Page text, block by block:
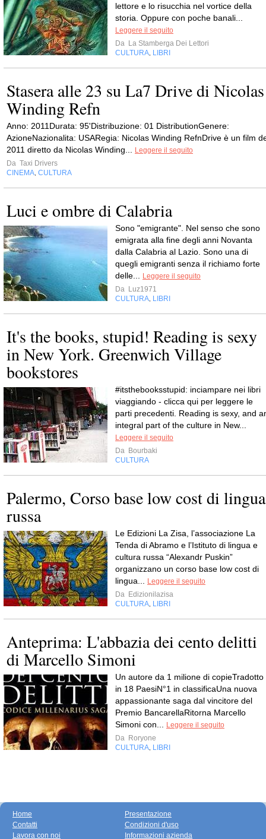
lettore e lo risucchia nel vortice della
storia. Oppure con poche banali...
Leggere il seguito
Da La Stamberga Dei Lettori
CULTURA, LIBRI
Stasera alle 23 su La7 Drive di Nicolas
Winding Refn
Anno: 2011Durata: 95'Distribuzione: 01 DistributionGenere:
AzioneNazionalita: USARegia: Nicolas Winding RefnDrive è un film
2011 diretto da Nicolas Winding... Leggere il seguito
Da Taxi Drivers
CINEMA, CULTURA
Luci e ombre di Calabria
Sono "emigrante". Nel senso che sono
emigrata alla fine degli anni Novanta
dalla Calabria al Lazio. Sono una di
quegli emigranti senza il richiamo forte
delle... Leggere il seguito
Da Luz1971
CULTURA, LIBRI
It's the books, stupid! Reading is sexy
in New York. Greenwich Village
bookstores
#itsthebooksstupid: inciampare nei libri
viaggiando - clicca qui per leggere le
parti precedenti. Reading is sexy, and
integral part of the culture in New...
Leggere il seguito
Da Bourbaki
CULTURA
Palermo, Corso base low cost di lingua
russa
Le Edizioni La Zisa, l’associazione La
Tenda di Abramo e l’Istituto di lingua e
cultura russa “Alexandr Puskin”
organizzano un corso base low cost di
lingua... Leggere il seguito
Da Edizionilazisa
CULTURA, LIBRI
Anteprima: L'abbazia dei cento delitti
di Marcello Simoni
Un autore da 1 milione di copieTradotto
in 18 PaesiN°1 in classificaUna nuova
appassionante saga dal vincitore del
Premio BancarellaRitorna Marcello
Simoni con... Leggere il seguito
Da Roryone
CULTURA, LIBRI
Home
Contatti
Lavora con noi
Presentazione
Condizioni d'uso
Informazioni azienda